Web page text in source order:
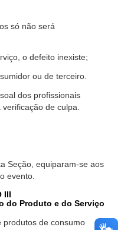
só não será
o defeito inexiste;
ou de terceiro.
dos profissionais
de culpa.
Seção, equiparam-se aos
evento.
III
do Produto e do Serviço
produtos de consumo